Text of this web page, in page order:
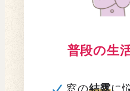
普段の生
窓の結露に